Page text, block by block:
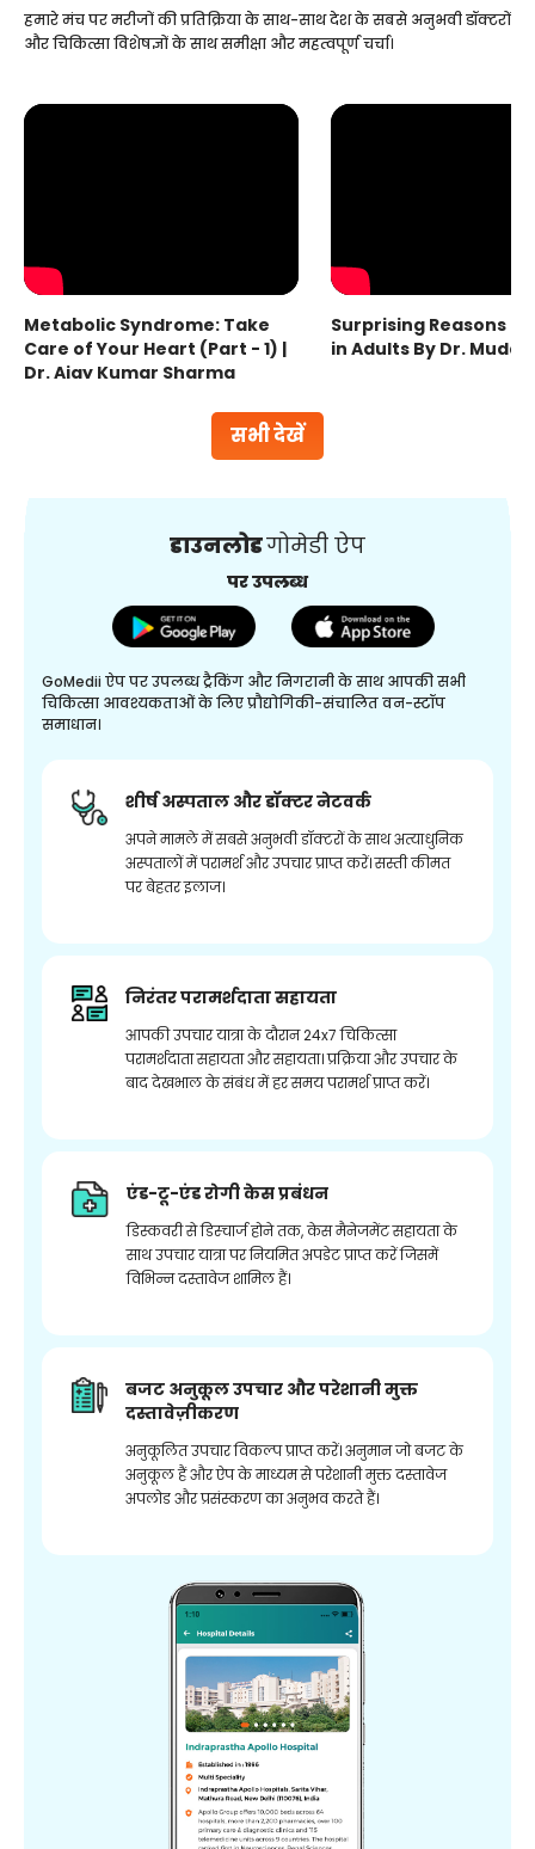
सभी देखें
हमारे मंच पर मरीजों की प्रतिक्रिया के साथ-साथ देश के सबसे अनुभवी डॉक्टरों
और चिकित्सा विशेषज्ञों के साथ समीक्षा और महत्वपूर्ण चर्चा।
Metabolic Syndrome: Take
Care of Your Heart (Part - 1) |
Dr. Ajay Kumar Sharma
Surprising Reasons
in Adults By Dr.
डाउनलोडगोमेडी ऐप
पर उपलब्ध
GoMedii ऐप पर उपलब्ध ट्रैकिंग और निगरानी के साथ आपकी सभी
चिकित्सा आवश्यकताओं के लिए प्रौद्योगिकी-संचालित वन-स्टॉप
समाधान।
शीर्ष अस्पताल और डॉक्टर नेटवर्क
अपने मामले में सबसे अनुभवी डॉक्टरों के साथ अत्याधुनिक
अस्पतालों में परामर्श और उपचार प्राप्त करें। सस्ती कीमत
पर बेहतर इलाज।
निरंतर परामर्शदाता सहायता
आपकी उपचार यात्रा के दौरान 24x7 चिकित्सा
परामर्शदाता सहायता और सहायता। प्रक्रिया और उपचार के
बाद देखभाल के संबंध में हर समय परामर्श प्राप्त करें।
एंड-टू-एंड रोगी केस प्रबंधन
डिस्कवरी से डिस्चार्ज होने तक, केस मैनेजमेंट सहायता के
साथ उपचार यात्रा पर नियमित अपडेट प्राप्त करें जिसमें
विभिन्न दस्तावेज शामिल हैं।
बजट अनुकूल उपचार और परेशानी मुक्त
दस्तावेज़ीकरण
अनुकूलित उपचार विकल्प प्राप्त करें। अनुमान जो बजट के
अनुकूल हैं और ऐप के माध्यम से परेशानी मुक्त दस्तावेज
अपलोड और प्रसंस्करण का अनुभव करते हैं।